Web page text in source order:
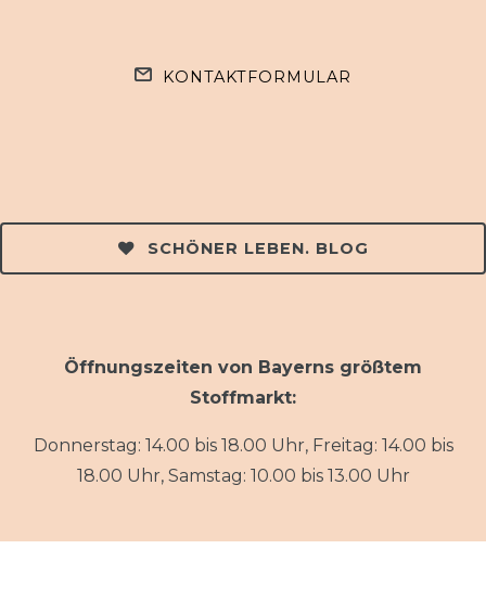
KONTAKTFORMULAR
SCHÖNER LEBEN. BLOG
Öffnungszeiten von Bayerns größtem
Stoffmarkt:
Donnerstag: 14.00 bis 18.00 Uhr, Freitag: 14.00 bis
18.00 Uhr, Samstag: 10.00 bis 13.00 Uhr